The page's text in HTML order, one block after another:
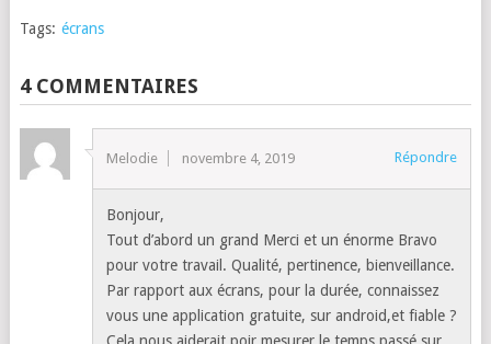
Tags: écrans
4 COMMENTAIRES
Melodie novembre 4, 2019 Répondre
Bonjour,
Tout d’abord un grand Merci et un énorme Bravo
pour votre travail. Qualité, pertinence, bienveillance.
Par rapport aux écrans, pour la durée, connaissez
vous une application gratuite, sur android,et fiable ?